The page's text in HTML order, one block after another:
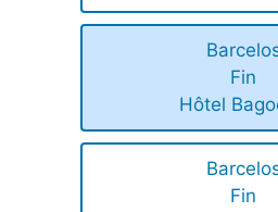
Fin
Hôtel
Fin